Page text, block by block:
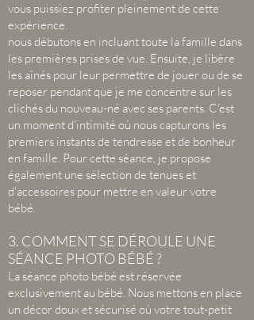
vous puissiez profiter pleinement de cette
expérience.
nous débutons en incluant toute la famille dans
les premières prises de vue. Ensuite, je libère
les aînés pour leur permettre de jouer ou de se
reposer pendant que je me concentre sur les
clichés du nouveau-né avec ses parents. C'est
un moment d'intimité où nous capturons les
premiers instants de tendresse et de bonheur
en famille. Pour cette séance, je propose
également une sélection de tenues et
d'accessoires pour mettre en valeur votre
bébé.
3. COMMENT SE DÉROULE UNE
SÉANCE PHOTO BÉBÉ ?
La séance photo bébé est réservée
exclusivement au bébé. Nous mettons en place
un décor doux et sécurisé où votre tout-petit